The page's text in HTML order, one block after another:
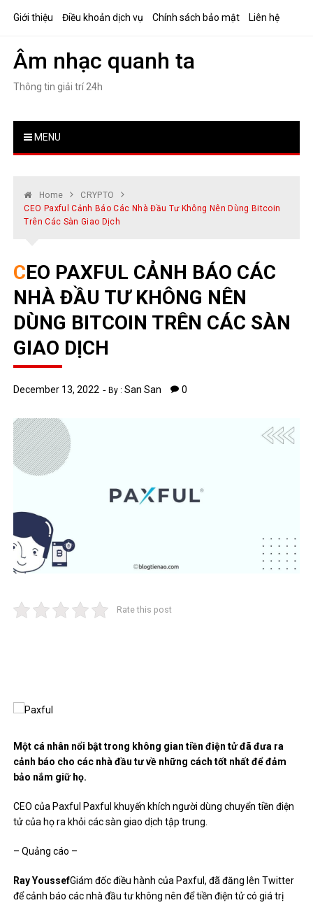
Giới thiệu Điều khoản dịch vụ Chính sách bảo mật Liên hệ
Âm nhạc quanh ta
Thông tin giải trí 24h
MENU
Home
CRYPTO
CEO Paxful Cảnh Báo Các Nhà Đầu Tư Không Nên Dùng Bitcoin
Trên Các Sàn Giao Dịch
CEO PAXFUL CẢNH BÁO CÁC
NHÀ ĐẦU TƯ KHÔNG NÊN
DÙNG BITCOIN TRÊN CÁC SÀN
GIAO DỊCH
December 13, 2022 By :San San 0
Rate this post
Một cá nhân nổi bật trong không gian tiền điện tử đã đưa ra
cảnh báo cho các nhà đầu tư về những cách tốt nhất để đảm
bảo nắm giữ họ.
CEO của Paxful Paxful khuyến khích người dùng chuyển tiền điện
tử của họ ra khỏi các sàn giao dịch tập trung.
– Quảng cáo –
Ray YoussefGiám đốc điều hành của Paxful, đã đăng lên Twitter
để cảnh báo các nhà đầu tư không nên để tiền điện tử có giá trị